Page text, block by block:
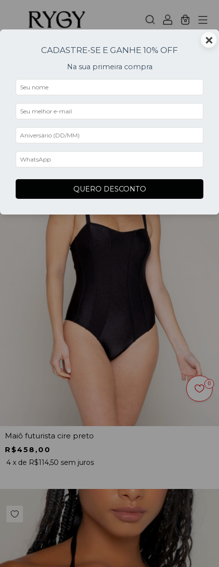
0
Maiô futurista cire preto
R$458,00
4 x de R$114,50 sem juros
×
CADASTRE-SE E GANHE 10% OFF
Na sua primeira compra
QUERO DESCONTO
0